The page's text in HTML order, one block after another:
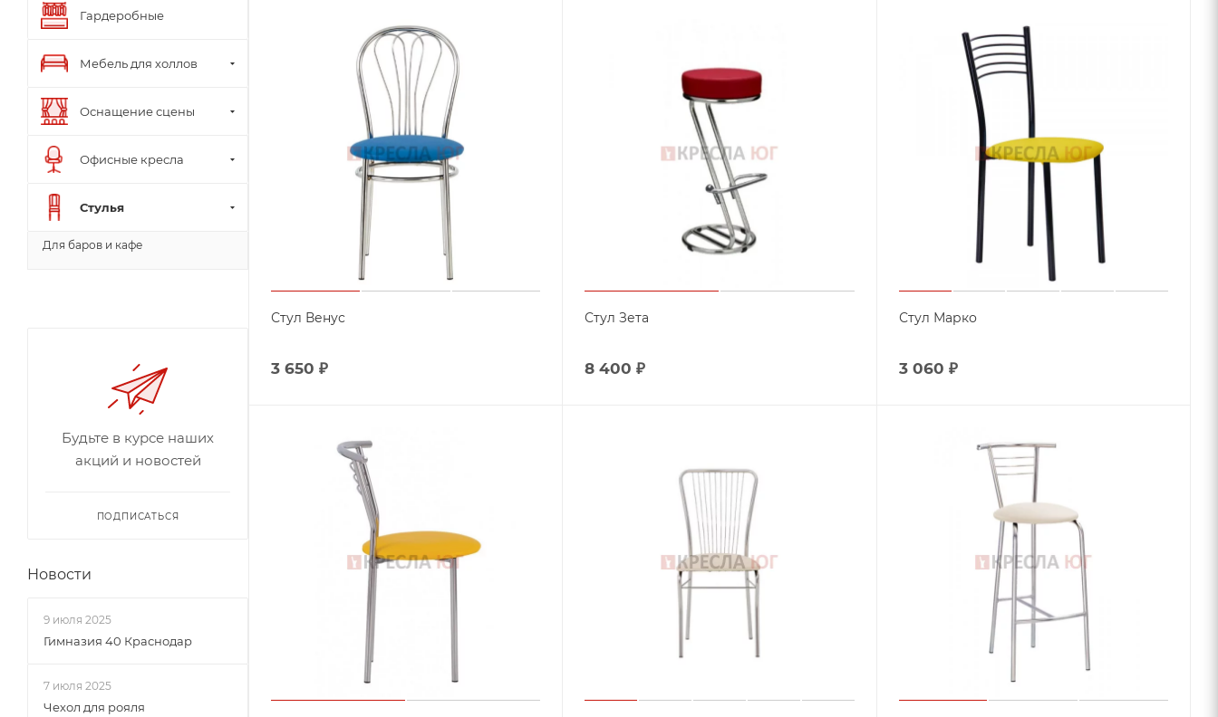
Стул Венус
3 650 ₽
Стул Зета
8 400 ₽
Стул Марко
3 060 ₽
Гардеробные
Мебель для холлов
Оснащение сцены
Офисные кресла
Стулья
Для баров и кафе
Будьте в курсе наших
акций и новостей
ПОДПИСАТЬСЯ
Новости
9 июля 2025
Гимназия 40 Краснодар
7 июля 2025
Чехол для рояля